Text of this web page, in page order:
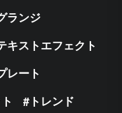
ランジ
キストエフェクト
レート
トレンド